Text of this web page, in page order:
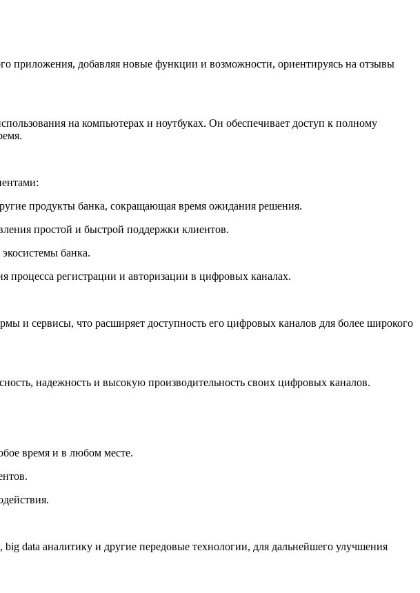
приложения, добавляя новые функции и возможности, ориентируясь на отзывы
на компьютерах и ноутбуках. Он обеспечивает доступ к полному
продукты банка, сокращающая время ожидания решения.
простой и быстрой поддержки клиентов.
банка.
регистрации и авторизации в цифровых каналах.
и сервисы, что расширяет доступность его цифровых каналов для более широкого
надежность и высокую производительность своих цифровых каналов.
время и в любом месте.
data аналитику и другие передовые технологии, для дальнейшего улучшения